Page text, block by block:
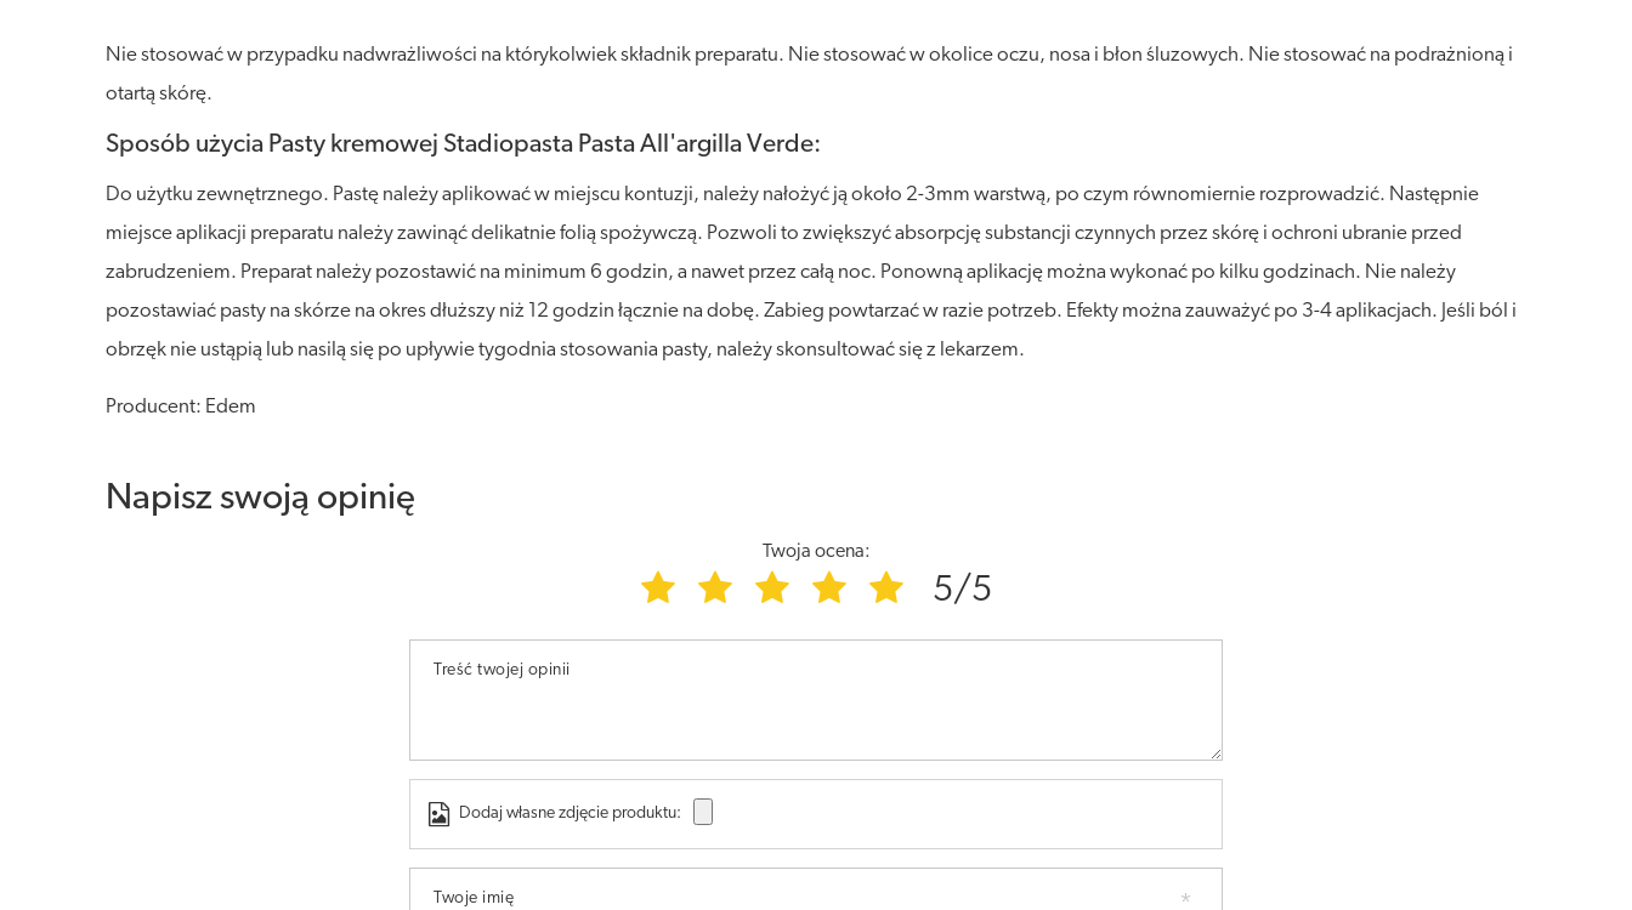
Nie stosować w przypadku nadwrażliwości na którykolwiek składnik preparatu. Nie stosować w okolice oczu, nosa i błon śluzowych. Nie stosować na podrażnioną i
otartą skórę.
Sposób użycia Pasty kremowej Stadiopasta Pasta All'argilla Verde:
Do użytku zewnętrznego. Pastę należy aplikować w miejscu kontuzji, należy nałożyć ją około 2-3mm warstwą, po czym równomiernie rozprowadzić. Następnie
miejsce aplikacji preparatu należy zawinąć delikatnie folią spożywczą. Pozwoli to zwiększyć absorpcję substancji czynnych przez skórę i ochroni ubranie przed
zabrudzeniem. Preparat należy pozostawić na minimum 6 godzin, a nawet przez całą noc. Ponowną aplikację można wykonać po kilku godzinach. Nie należy
pozostawiać pasty na skórze na okres dłuższy niż 12 godzin łącznie na dobę. Zabieg powtarzać w razie potrzeb. Efekty można zauważyć po 3-4 aplikacjach. Jeśli ból i
obrzęk nie ustąpią lub nasilą się po upływie tygodnia stosowania pasty, należy skonsultować się z lekarzem.
Producent: Edem
Napisz swoją opinię
Twoja ocena:
5/5
Treść twojej opinii
Dodaj własne zdjęcie produktu:
Twoje imię